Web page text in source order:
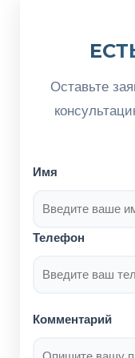
Оставьте
Имя
Телефон
Комментарий